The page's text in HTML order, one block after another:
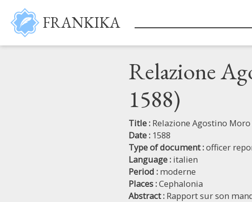
Skip to main content
FRANKIKA
Relazione
1588)
Title : Relazione Agostino
Date : 1588
Type of document :officer
Language : italien
Period : moderne
Places :Cephalonia
Abstract : Rapport sur son